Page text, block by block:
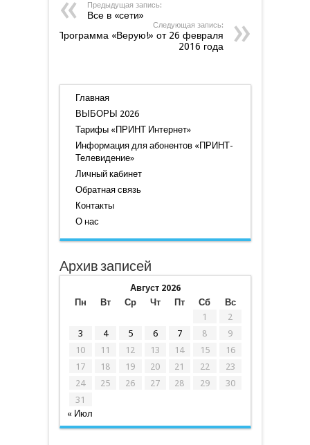
Предыдущая запись:
Все в «сети»
Следующая запись:
Программа «Верую!» от 26 февраля
2016 года
Главная
ВЫБОРЫ 2026
Тарифы «ПРИНТ Интернет»
Информация для абонентов «ПРИНТ-
Телевидение»
Личный кабинет
Обратная связь
Контакты
О нас
Архив записей
Август 2026
Пн
Вт Ср Чт Пт Сб
Вс
1
2
3
4 5 6 7 8
9
10
11 12 13 14 15
16
17
18 19 20 21 22
23
24
25 26 27 28 29
30
31
« Июл